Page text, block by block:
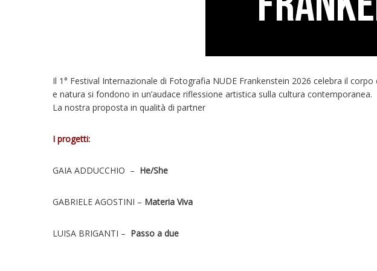
Il 1° Festival Internazionale di Fotografia NUDE Frankenstein 2026 celebra il
e natura si fondono in un’audace riflessione artistica sulla cultura contemporanea.
La nostra proposta in qualità di partner
I progetti:
GAIA ADDUCCHIO – He/She
GABRIELE AGOSTINI – Materia Viva
LUISA BRIGANTI – Passo a due